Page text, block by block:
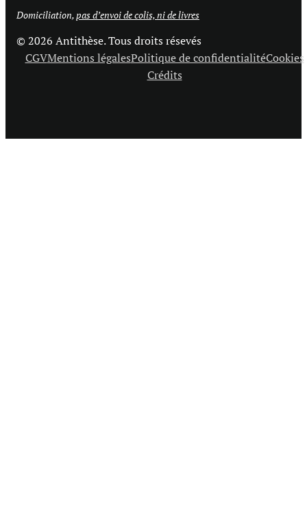
Domiciliation,pas d’envoi de colis, ni de livres
© 2026 Antithèse. Tous droits résevés
CGVMentions légalesPolitique de confidentialitéCookies
Crédits